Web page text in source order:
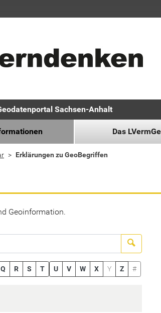
Sachsen-Anhalt
Das
Erklärungen zu GeoBegriffen
Geoinformation.
Q R S T U V W X Y Z #